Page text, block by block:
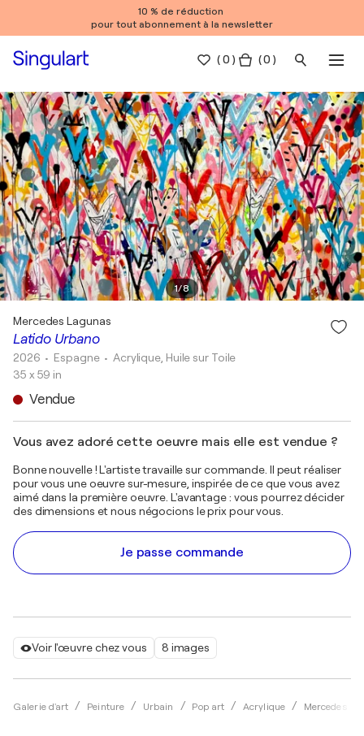
10 % de réduction
pour tout abonnement à la newsletter
(0 ) ( 0 )
1/8
Voir l'œuvre chez vous 8 images
Galerie d'art Peinture Urbain Pop art Acrylique Mercedes
Latido Urbano
Mercedes Lagunas
2026 • Espagne • Acrylique, Huile sur Toile
35 x 59 in
Vendue
Vous avez adoré cette oeuvre mais elle est vendue ?
Bonne nouvelle ! L'artiste travaille sur commande. Il peut réaliser
pour vous une oeuvre sur-mesure, inspirée de ce que vous avez
aimé dans la première oeuvre. L'avantage : vous pourrez décider
des dimensions et nous négocions le prix pour vous.
Je passe commande